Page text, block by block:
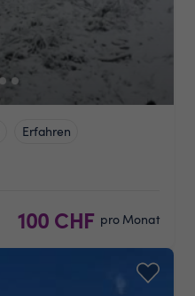
Erfahren
100 CHF pro Monat